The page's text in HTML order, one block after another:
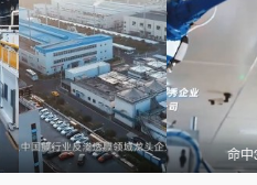
命中